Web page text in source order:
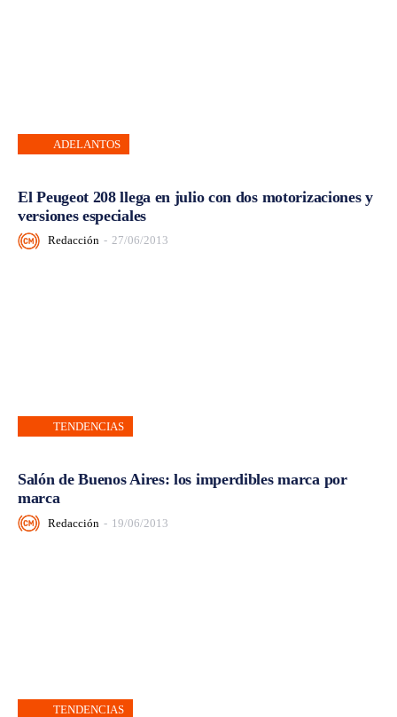
ADELANTOS
El Peugeot 208 llega en julio con dos motorizaciones y
versiones especiales
Redacción - 27/06/2013
TENDENCIAS
Salón de Buenos Aires: los imperdibles marca por
marca
Redacción - 19/06/2013
TENDENCIAS